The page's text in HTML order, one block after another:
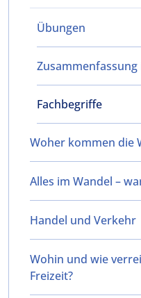
Übungen
Fachbegriffe
Woher kommen die
Alles im Wandel –
Handel und Verkehr
Wohin und wie
Freizeit?